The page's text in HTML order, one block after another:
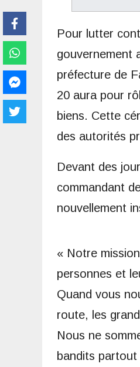
Pour lutter
gouvernement
préfecture de
20 aura pour
biens. Cette
des autorités
Devant des
commandant
nouvellement
« Notre
personnes et
Quand vous
route, les
Nous ne
bandits